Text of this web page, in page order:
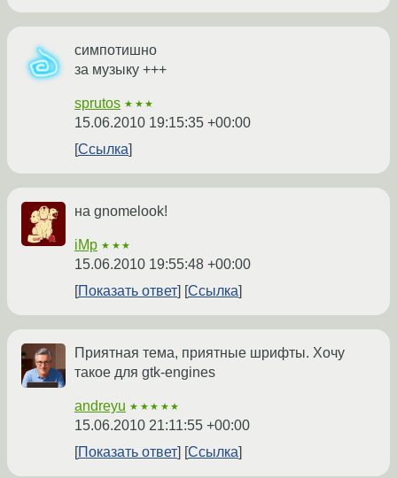
симпотишно
за музыку +++
sprutos ★★★
15.06.2010 19:15:35 +00:00
Ссылка
на gnomelook!
iMp ★★★
15.06.2010 19:55:48 +00:00
Показать ответ
Ссылка
Приятная тема, приятные шрифты. Хочу
такое для gtk-engines
andreyu ★★★★★
15.06.2010 21:11:55 +00:00
Показать ответ
Ссылка